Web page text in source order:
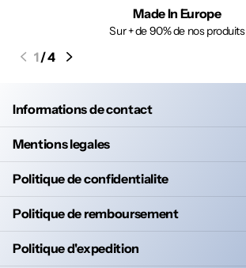
Made In Europe
Sur + de 90% de nos produits
1/4
Informations de contact
Mentions legales
Politique de confidentialite
Politique de remboursement
Politique d'expedition